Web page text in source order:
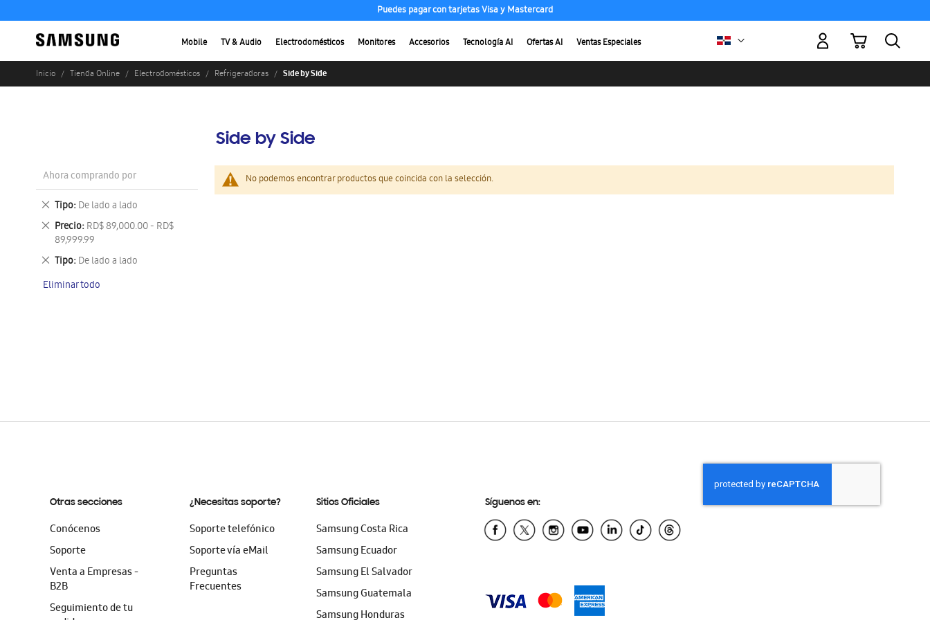
Puedes pagar con tarjetas Visa y Mastercard
Mobile TV & Audio Electrodomésticos Monitores Accesorios Tecnología AI Ofertas AI Ventas Especiales Mi carrito
Inicio Tienda Online Electrodomésticos Refrigeradoras Side by Side
Side by Side
No podemos encontrar productos que coincida con la selección.
Ahora comprando por
Tipo De lado a lado
Eliminar
este
artículo
Precio RD$ 89,000.00 - RD$
89,999.99
Eliminar
este
artículo
Tipo De lado a lado
Eliminar
artículo
Eliminar todo
Otras secciones
Conócenos
Soporte
Venta a Empresas -
B2B
Seguimiento de tu
¿Necesitas soporte?
Soporte telefónico
Soporte vía eMail
Preguntas
Frecuentes
Sitios Oficiales
Samsung Costa Rica
Samsung Ecuador
Samsung El Salvador
Samsung Guatemala
Samsung Honduras
Síguenos en: